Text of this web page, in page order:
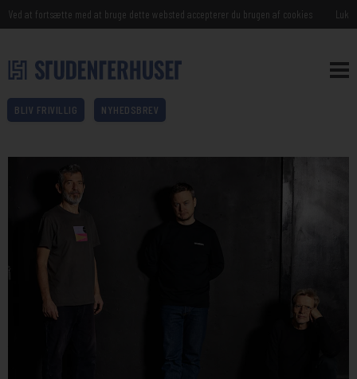
Ved at fortsætte med at bruge dette websted accepterer du brugen af cookies Luk
BLIV FRIVILLIG NYHEDSBREV